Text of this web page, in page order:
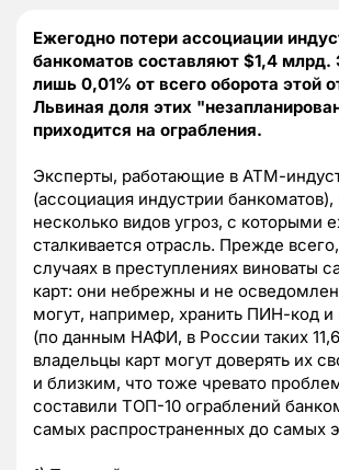
Ежегодно потери ассоциации
банкоматов составляют $1,4 млрд.
лишь 0,01% от всего оборота этой
Львиная доля этих
приходится на ограбления.
Эксперты, работающие в АТМ-
(ассоциация индустрии
несколько видов угроз, с которыми
сталкивается отрасль. Прежде
случаях в преступлениях виноваты
карт: они небрежны и не
могут, например, хранить ПИН-код и
(по данным НАФИ, в России таких
владельцы карт могут доверять их
и близким, что тоже чревато
составили ТОП-10 ограблений
самых распространенных до самых